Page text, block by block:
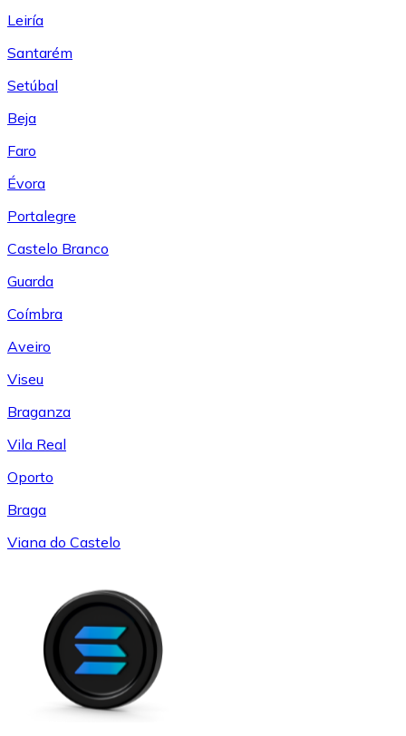
Leiría
Santarém
Setúbal
Beja
Faro
Évora
Portalegre
Castelo Branco
Guarda
Coímbra
Aveiro
Viseu
Braganza
Vila Real
Oporto
Braga
Viana do Castelo